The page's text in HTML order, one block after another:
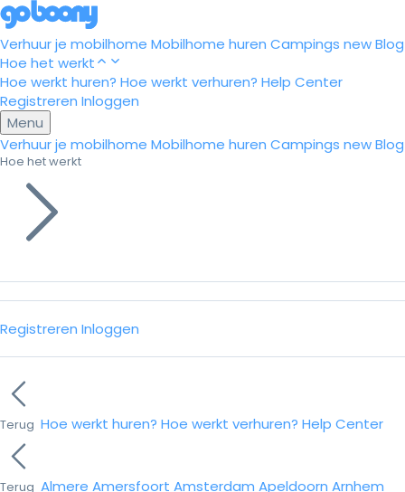
Verhuur je mobilhome Mobilhome huren Campings newBlog
Hoe het werkt
Hoe werkt huren? Hoe werkt verhuren? Help Center
Registreren Inloggen
Menu
Verhuur je mobilhome Mobilhome huren Campings newBlog
Hoe het werkt
Registreren Inloggen
Terug Hoe werkt huren? Hoe werkt verhuren? Help Center
Terug Almere Amersfoort Amsterdam Apeldoorn Arnhem